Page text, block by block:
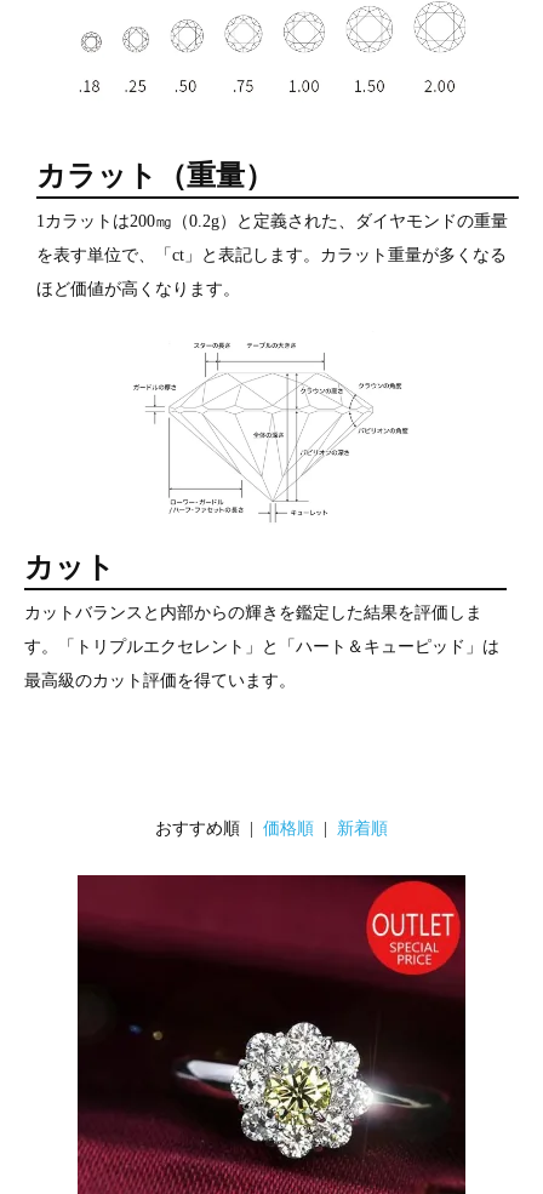
カラット（重量）
1カラットは200㎎（0.2g）と定義された、ダイヤモンドの重量
を表す単位で、「ct」と表記します。カラット重量が多くなる
ほど価値が高くなります。
カット
カットバランスと内部からの輝きを鑑定した結果を評価しま
す。「トリプルエクセレント」と「ハート＆キューピッド」は
最高級のカット評価を得ています。
おすすめ順 | 価格順 新着順